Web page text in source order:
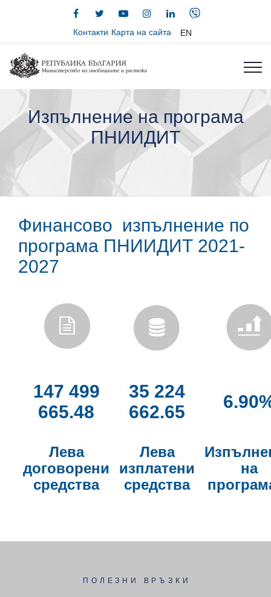
Контакти Карта на сайта EN
Изпълнение на програма
ПНИИДИТ
Финансово изпълнение по
програма ПНИИДИТ 2021-
2027
147 499
665.48
35 224
662.65
Лева
договорени
средства
Лева
изплатени
средства
на
ПОЛЕЗНИ ВРЪЗКИ